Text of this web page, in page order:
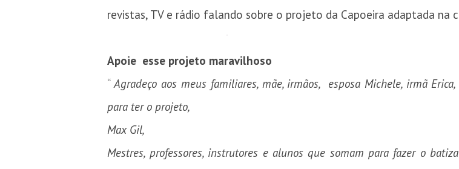
revistas, TV e rádio falando sobre o projeto da Capoeira adaptada na
Apoie esse projeto maravilhoso
“Agradeço aos meus familiares, mãe, irmãos, esposa Michele, irmã
para ter o projeto,
Max Gil,
Mestres, professores, instrutores e alunos que somam para fazer o